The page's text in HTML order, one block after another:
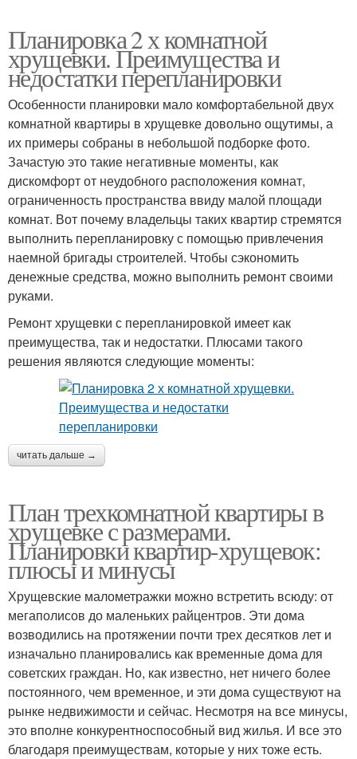
Планировка 2 х комнатной
хрущевки. Преимущества и
недостатки перепланировки
Особенности планировки мало комфортабельной двух
комнатной квартиры в хрущевке довольно ощутимы, а
их примеры собраны в небольшой подборке фото.
Зачастую это такие негативные моменты, как
дискомфорт от неудобного расположения комнат,
ограниченность пространства ввиду малой площади
комнат. Вот почему владельцы таких квартир стремятся
выполнить перепланировку с помощью привлечения
наемной бригады строителей. Чтобы сэкономить
денежные средства, можно выполнить ремонт своими
руками.
Ремонт хрущевки с перепланировкой имеет как
преимущества, так и недостатки. Плюсами такого
решения являются следующие моменты:
читать дальше →
План трехкомнатной квартиры в
хрущевке с размерами.
Планировки квартир-хрущевок:
плюсы и минусы
Хрущевские малометражки можно встретить всюду: от
мегаполисов до маленьких райцентров. Эти дома
возводились на протяжении почти трех десятков лет и
изначально планировались как временные дома для
советских граждан. Но, как известно, нет ничего более
постоянного, чем временное, и эти дома существуют на
рынке недвижимости и сейчас. Несмотря на все минусы,
это вполне конкурентноспособный вид жилья. И все это
благодаря преимуществам, которые у них тоже есть.